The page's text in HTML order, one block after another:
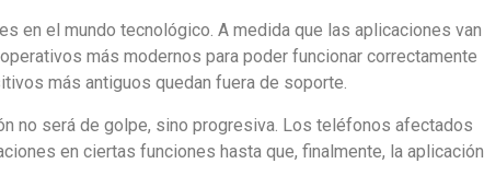
en el mundo tecnológico. A medida que las aplicaciones van
más modernos para poder funcionar correctamente
más antiguos quedan fuera de soporte.
no será de golpe, sino progresiva. Los teléfonos afectados
en ciertas funciones hasta que, finalmente, la aplicación